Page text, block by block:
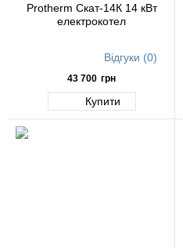
Protherm Скат-14К 14 кВт
електрокотел
Відгуки (0)
43 700 грн
Купити